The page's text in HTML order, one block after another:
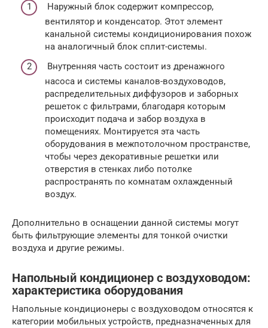
Наружный блок содержит компрессор,
вентилятор и конденсатор. Этот элемент
канальной системы кондиционирования похож
на аналогичный блок сплит-системы.
Внутренняя часть состоит из дренажного
насоса и системы каналов-воздуховодов,
распределительных диффузоров и заборных
решеток с фильтрами, благодаря которым
происходит подача и забор воздуха в
помещениях. Монтируется эта часть
оборудования в межпотолочном пространстве,
чтобы через декоративные решетки или
отверстия в стенках либо потолке
распространять по комнатам охлажденный
воздух.
Дополнительно в оснащении данной системы могут
быть фильтрующие элементы для тонкой очистки
воздуха и другие режимы.
Напольный кондиционер с воздуховодом:
характеристика оборудования
Напольные кондиционеры с воздуховодом относятся к
категории мобильных устройств, предназначенных для